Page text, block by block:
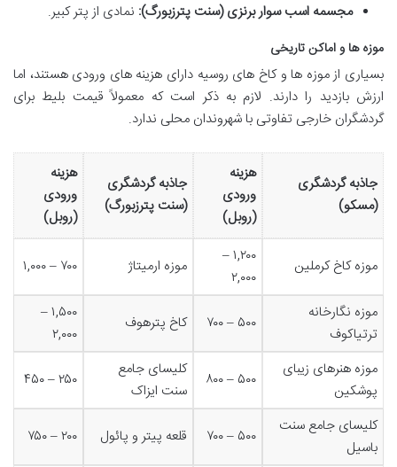
مجسمه اسب سوار برنزی (سنت پترزبورگ): نمادی از پتر کبیر.
موزه ها و اماکن تاریخی
بسیاری از موزه ها و کاخ های روسیه دارای هزینه های ورودی هستند، اما
ارزش بازدید را دارند. لازم به ذکر است که معمولاً قیمت بلیط برای
گردشگران خارجی تفاوتی با شهروندان محلی ندارد.
جاذبه گردشگری
(مسکو)
هزینه
ورودی
(روبل)
جاذبه گردشگری
(سنت پترزبورگ)
هزینه
ورودی
(روبل)
موزه کاخ کرملین
۱,۲۰۰ –
۲,۰۰۰
موزه ارمیتاژ ۷۰۰ – ۱,۰۰۰
موزه نگارخانه
ترتیاکوف
۵۰۰ – ۷۰۰ کاخ پترهوف
۱,۵۰۰ –
۲,۰۰۰
موزه هنرهای زیبای
پوشکین
۵۰۰ – ۸۰۰
کلیسای جامع
سنت ایزاک
۲۵۰ – ۴۵۰
کلیسای جامع سنت
باسیل
۵۰۰ – ۷۰۰ قلعه پیتر و پائول ۲۰۰ – ۷۵۰